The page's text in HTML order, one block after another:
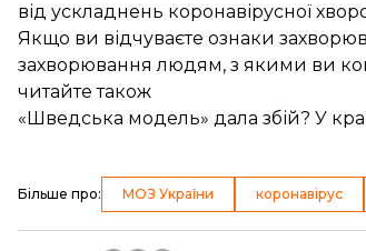
від ускладнень коронавірусної
Якщо ви відчуваєте ознаки
захворювання людям, з якими ви
читайте також
«Шведська модель» дала збій? У
Більше про: МОЗ України коронавірус